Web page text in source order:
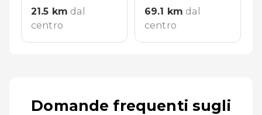
21.5 km dal
centro
69.1 km dal
centro
Domande frequenti sugli